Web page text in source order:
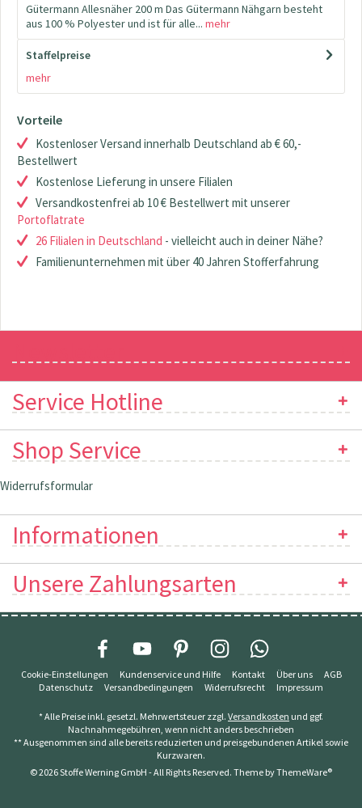
Gütermann Allesnäher 200 m Das Gütermann Nähgarn besteht
aus 100 % Polyester und ist für alle... mehr
Staffelpreise
mehr
Vorteile
Kostenloser Versand innerhalb Deutschland ab € 60,-
Bestellwert
Kostenlose Lieferung in unsere Filialen
Versandkostenfrei ab 10 € Bestellwert mit unserer
Portoflatrate
26 Filialen in Deutschland - vielleicht auch in deiner Nähe?
Familienunternehmen mit über 40 Jahren Stofferfahrung
Service Hotline
Shop Service
Widerrufsformular
Informationen
Unsere Zahlungsarten
Cookie-Einstellungen Kundenservice und Hilfe Kontakt Über uns
AGB
Datenschutz
Versandbedingungen Widerrufsrecht Impressum
* Alle Preise inkl. gesetzl. Mehrwertsteuer zzgl. Versandkosten und ggf.
Nachnahmegebühren, wenn nicht anders beschrieben
** Ausgenommen sind alle bereits reduzierten und preisgebundenen Artikel sowie
Kurzwaren.
© 2026 Stoffe Werning GmbH - All Rights Reserved. Theme byThemeWare®